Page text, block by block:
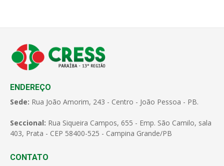
ENDEREÇO
Sede: Rua João Amorim, 243 - Centro - João Pessoa - PB.
Seccional: Rua Siqueira Campos, 655 - Emp. São Camilo, sala
403, Prata - CEP 58400-525 - Campina Grande/PB
CONTATO